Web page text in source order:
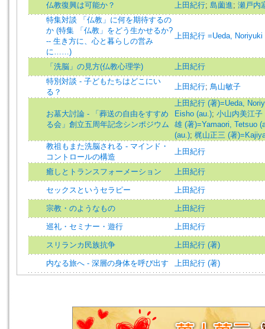
仏教復興は可能か？ 上田紀行; 島薗進; 瀬戸内
特集対談 「仏教」に何を期待するの
か (特集 「仏教」をどう生かせるか?
-- 生き方に、心と暮らしの営み
に……)
上田紀行 =Ueda, Noriyuki
「洗脳」の見方(仏教心理学)
上田紀行
特別対談 - 子どもたちはどこにい
る？
上田紀行; 鳥山敏子
お墓大討論 - 「葬送の自由をすすめ
る会」創立五周年記念シンポジウム
上田紀行 (著)=Ueda,
Eisho (au.); 小山内美江
雄 (著)=Yamaori, Tetsuo
(au.); 梶山正三 (著
教祖もまた洗脳される - マインド・
コントロールの構造
上田紀行
癒しとトランスフォーメーション 上田紀行
セックスというセラピー 上田紀行
宗教・のようなもの 上田紀行
巡礼・セミナー・遊行 上田紀行
スリランカ民族抗争 上田紀行 (著)
内なる旅へ - 深層の身体を呼び出す 上田紀行 (著)